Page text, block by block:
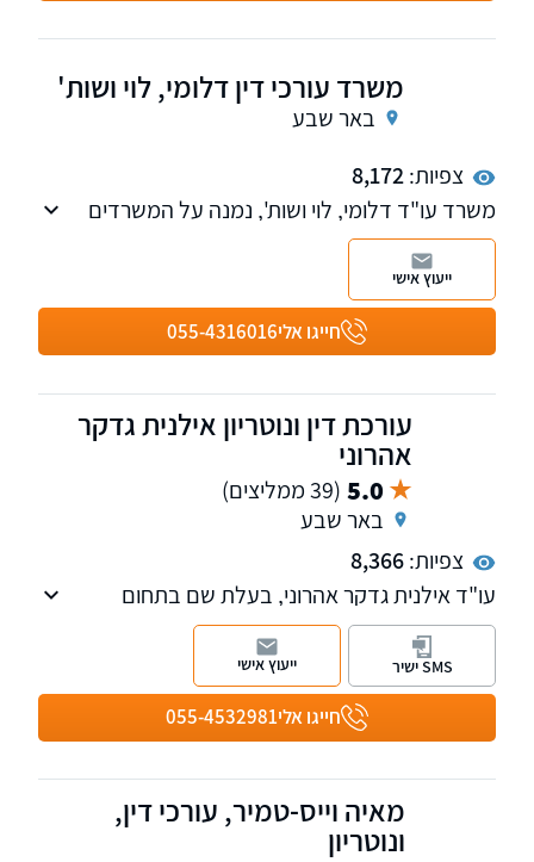
משרד עורכי דין דלומי, לוי ושות'
באר שבע
צפיות:8,172
משרד עו"ד דלומי, לוי ושות', נמנה על המשרדים
הבולטים והמובילים בתחומם באזור הדרום
חייגו אלי055-4316016
ייעוץ אישי
עורכת דין ונוטריון אילנית גדקר
אהרוני
5.0 (39 ממליצים)
באר שבע
צפיות:8,366
עו"ד אילנית גדקר אהרוני, בעלת שם בתחום
הביטוח הלאומי ובייצוג לקוחות בתחום נפגעי
עבודה, נכות כללית, נפגעי פעולות איבה וטרור
לרבות ייצוג בוועדות רפואיות ובערכאות משפטיות.
חייגו אלי055-4532981
SMS ישיר ייעוץ אישי
מאיה וייס-טמיר, עורכי דין,
ונוטריון